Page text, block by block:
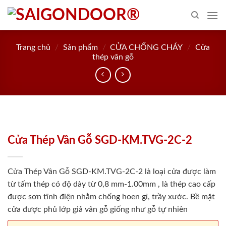
Skip
content
Trang chủ / Sản phẩm / CỬA CHỐNG CHÁY /
Cửa
thép vân gỗ
Cửa Thép Vân Gỗ SGD-KM.TVG-2C-2
Cửa Thép Vân Gỗ SGD-KM.TVG-2C-2 là loại cửa được làm
từ tấm thép có độ dày từ 0,8 mm-1.00mm , là thép cao cấp
được sơn tĩnh điện nhằm chống hoen gỉ, trầy xước. Bề mặt
cửa được phủ lớp giả vân gỗ giống như gỗ tự nhiên